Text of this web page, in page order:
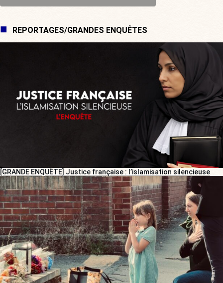
REPORTAGES/GRANDES ENQUÊTES
[GRANDE ENQUÊTE] Justice française : l’islamisation silencieuse